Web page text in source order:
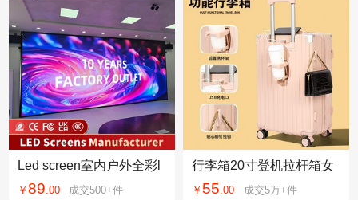
Led screen室内户外全彩l
ed屏幕电子屏
￥ 89.00 成交500+件
行李箱20寸登机拉杆箱女
码箱旅行箱皮箱子
￥ 55.00 成交5万+件